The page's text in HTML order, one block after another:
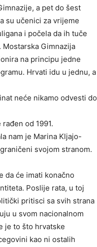
a pet do šest
su učenici za vrijeme
i počela da ih tuče
Mostarska Gimnazija
na principu jedne
Hrvati idu u jednu, a
neće nikamo odvesti do
od 1991.
nam je Marina Kljajo-
svojom stranom.
da će imati konačno
Poslije rata, u toj
pritisci sa svih strana
u svom nacionalnom
je to što hrvatske
kao ni ostalih